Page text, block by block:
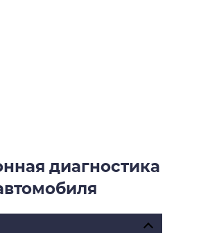
диагностика